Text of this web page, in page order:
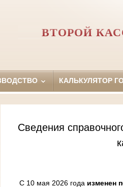
ВТОРОЙ
КАЛЬКУЛЯТОР
Сведения
С 10 мая 2026 года изменен